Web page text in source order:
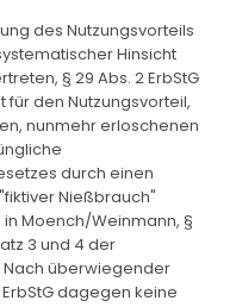
des Nutzungsvorteils
Hinsicht
§ 29 Abs. 2 ErbStG
den Nutzungsvorteil,
nunmehr erloschenen
durch einen
Nießbrauch"
Moench/Weinmann, §
3 und 4 der
Nach überwiegender
dagegen keine